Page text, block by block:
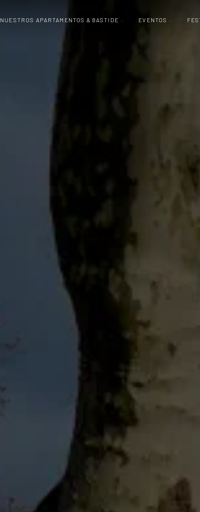
NUESTROS APARTAMENTOS & BASTIDE EVENTOS